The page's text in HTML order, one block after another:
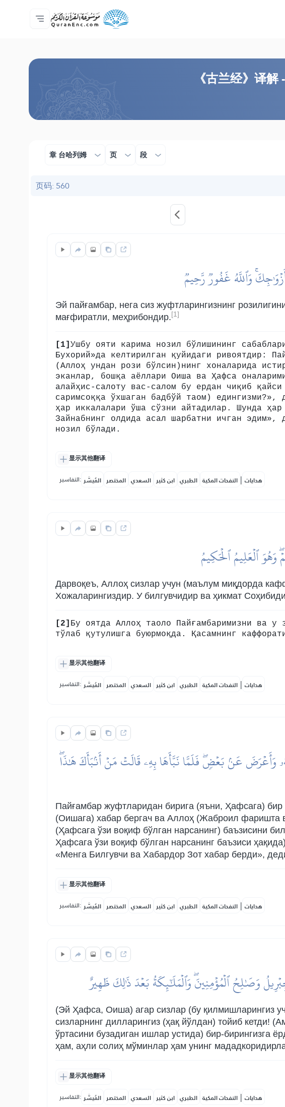
主页
译解目录
Audio
开发者服务 - API
关于此项目
联系我们
语言
《古兰经》译
章 台哈列姆 页 段
页码: 560
وَٱللَّهُ غَفُورٞ رَّحِيمٞ
Эй пайғамбар, нега сиз жуфтларингизнинг
мағфиратли, меҳрибондир. [1]
[1] Ушбу ояти карима нозил бўлишининг
Бухорий»да келтирилган қуйидаги ривоятдир:
(Аллоҳ ундан рози бўлсин)нинг хоналарида
эканлар, бошқа аёллари Оиша ва Ҳафса
алайҳис-салоту вас-салом бу ердан чиқиб
саримсоққа ўхшаган бадбўй таом) едингизми?»,
ҳар иккалалари ўша сўзни айтадилар. Шунда
Зайнабнинг олдида асал шарбатни ичган эдим»,
нозил бўлади.
显示其他翻译
التفاسير: المُيسَّر المختصر السعدي ابن كثير الطبري النفحات المكية | هدايات
ٱلۡعَلِيمُ ٱلۡحَكِيمُ
Дарвоқеъ, Аллоҳ сизлар учун (маълум миқдорда
Хожаларингиздир. У билгувчидир ва ҳикмат
[2] Бу оятда Аллоҳ таоло Пайғамбаримизни ва у
тўлаб қутулишга буюрмоқда. Қасамнинг
显示其他翻译
التفاسير: المُيسَّر المختصر السعدي ابن كثير الطبري النفحات المكية | هدايات
وَأَعۡرَضَ عَنۢ بَعۡضٖۖ فَلَمَّا نَبَّأَهَا بِهِۦ قَالَتۡ مَنۡ أَنۢبَأَكَ هَٰذَاۖ
Пайғамбар жуфтларидан бирига (яъни, Ҳафсага) бир
(Оишага) хабар бергач ва Аллоҳ (Жаброил фаришта
(Ҳафсага ўзи воқиф бўлган нарсанинг) баъзисини
Ҳафсага ўзи воқиф бўлган нарсанинг баъзиси
«Менга Билгувчи ва Хабардор Зот хабар берди»,
显示其他翻译
التفاسير: المُيسَّر المختصر السعدي ابن كثير الطبري النفحات المكية | هدايات
وَصَٰلِحُ ٱلۡمُؤۡمِنِينَۖ وَٱلۡمَلَٰٓئِكَةُ بَعۡدَ ذَٰلِكَ ظَهِيرٌ
(Эй Ҳафса, Оиша) агар сизлар (бу қилмишларингиз
сизларнинг дилларингиз (ҳақ йўлдан) тойиб кетди!
ўртасини бузадиган ишлар устида) бир-бирингизга
ҳам, аҳли солиҳ мўминлар ҳам унинг
显示其他翻译
التفاسير: المُيسَّر المختصر السعدي ابن كثير الطبري النفحات المكية | هدايات